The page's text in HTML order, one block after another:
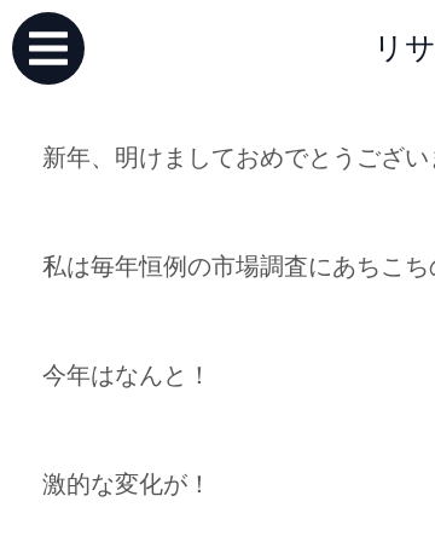
リ
新年、明けましておめでとうござい
私は毎年恒例の市場調査にあちこ
今年はなんと！
激的な変化が！